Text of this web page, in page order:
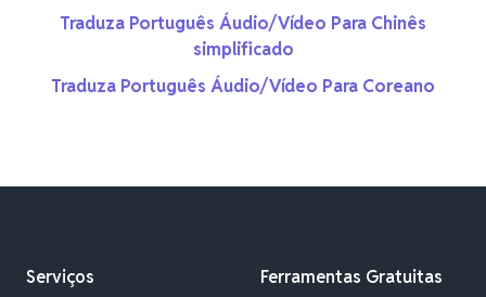
Traduza Português Áudio/Vídeo Para Chinês
simplificado
Traduza Português Áudio/Vídeo Para Coreano
Serviços Ferramentas Gratuitas